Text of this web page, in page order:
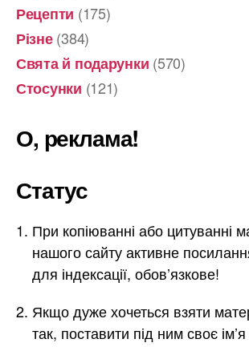
Рецепти (175)
Різне(384)
Свята й подарунки (570)
Стосунки (121)
О, реклама!
Статус
При копіюванні або цитуванні
нашого сайту активне
для індексації, обов’язкове!
Якщо дуже хочеться взяти
так, поставити під ним своє